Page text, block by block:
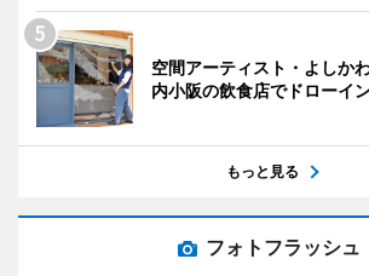
空間アーティスト・よしか
内小阪の飲食店でドローイ
もっと見る
フォトフラッシュ